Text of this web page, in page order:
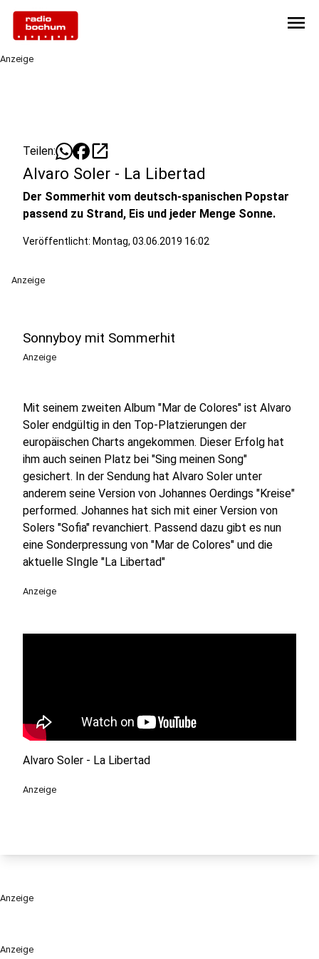
menu
Anzeige
Anzeige
Teilen: open_in_new
Alvaro Soler - La Libertad
Der Sommerhit vom deutsch-spanischen Popstar
passend zu Strand, Eis und jeder Menge Sonne.
Veröffentlicht: Montag, 03.06.2019 16:02
Anzeige
Sonnyboy mit Sommerhit
Anzeige
Mit seinem zweiten Album "Mar de Colores" ist Alvaro
Soler endgültig in den Top-Platzierungen der
europäischen Charts angekommen. Dieser Erfolg hat
ihm auch seinen Platz bei "Sing meinen Song"
gesichert. In der Sendung hat Alvaro Soler unter
anderem seine Version von Johannes Oerdings "Kreise"
performed. Johannes hat sich mit einer Version von
Solers "Sofia" revanchiert. Passend dazu gibt es nun
eine Sonderpressung von "Mar de Colores" und die
aktuelle SIngle "La Libertad"
Anzeige
Alvaro Soler - La Libertad
Anzeige
Anzeige